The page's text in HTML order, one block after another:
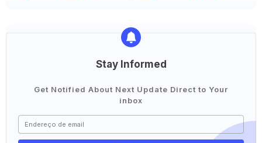
Stay Informed
Get Notified About Next Update Direct to Your
inbox